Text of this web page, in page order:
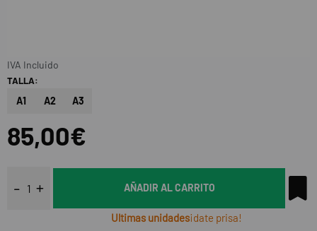
TALLA:
A1 A2 A3
85,00€
IVA Incluido
AÑADIR AL CARRITO
Ultimas unidades¡date prisa!